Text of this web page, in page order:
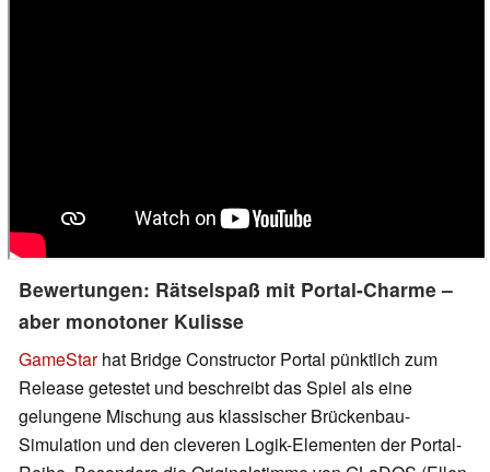
Bewertungen: Rätselspaß mit Portal-Charme –
aber monotoner Kulisse
GameStarhat Bridge Constructor Portal pünktlich zum
Release getestet und beschreibt das Spiel als eine
gelungene Mischung aus klassischer Brückenbau-
Simulation und den cleveren Logik-Elementen der Portal-